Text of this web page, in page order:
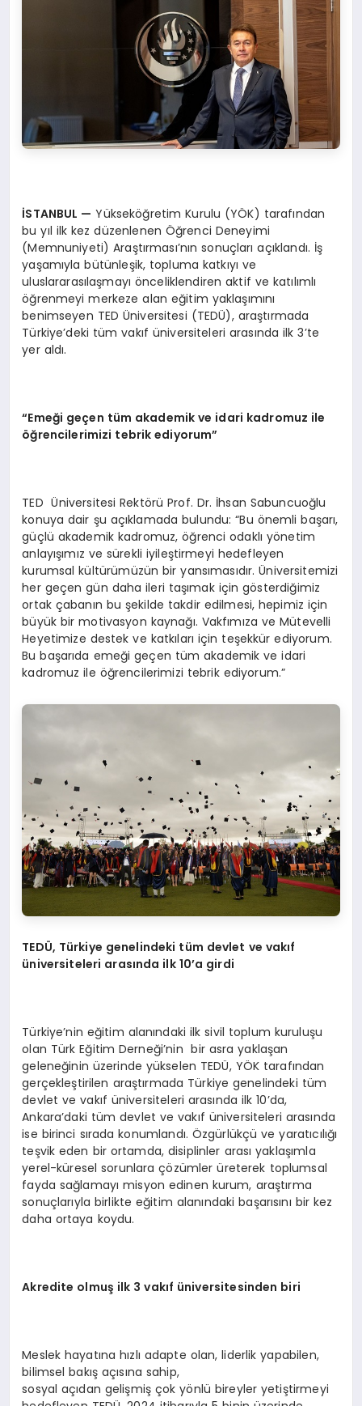
İSTANBUL — Yükseköğretim Kurulu (YÖK) tarafından
bu yıl ilk kez düzenlenen Öğrenci Deneyimi
(Memnuniyeti) Araştırması’nın sonuçları açıklandı. İş
yaşamıyla bütünleşik, topluma katkıyı ve
uluslararasılaşmayı önceliklendiren aktif ve katılımlı
öğrenmeyi merkeze alan eğitim yaklaşımını
benimseyen TED Üniversitesi (TEDÜ), araştırmada
Türkiye’deki tüm vakıf üniversiteleri arasında ilk 3’te
yer aldı.
“Emeği geçen tüm akademik ve idari kadromuz ile
öğrencilerimizi tebrik ediyorum”
TED Üniversitesi Rektörü Prof. Dr. İhsan Sabuncuoğlu
konuya dair şu açıklamada bulundu: “Bu önemli başarı,
güçlü akademik kadromuz, öğrenci odaklı yönetim
anlayışımız ve sürekli iyileştirmeyi hedefleyen
kurumsal kültürümüzün bir yansımasıdır. Üniversitemizi
her geçen gün daha ileri taşımak için gösterdiğimiz
ortak çabanın bu şekilde takdir edilmesi, hepimiz için
büyük bir motivasyon kaynağı. Vakfımıza ve Mütevelli
Heyetimize destek ve katkıları için teşekkür ediyorum.
Bu başarıda emeği geçen tüm akademik ve idari
kadromuz ile öğrencilerimizi tebrik ediyorum.”
TEDÜ, Türkiye genelindeki tüm devlet ve vakıf
üniversiteleri arasında ilk 10’a girdi
Türkiye’nin eğitim alanındaki ilk sivil toplum kuruluşu
olan Türk Eğitim Derneği’nin bir asra yaklaşan
geleneğinin üzerinde yükselen TEDÜ, YÖK tarafından
gerçekleştirilen araştırmada Türkiye genelindeki tüm
devlet ve vakıf üniversiteleri arasında ilk 10’da,
Ankara’daki tüm devlet ve vakıf üniversiteleri arasında
ise birinci sırada konumlandı. Özgürlükçü ve yaratıcılığı
teşvik eden bir ortamda, disiplinler arası yaklaşımla
yerel-küresel sorunlara çözümler üreterek toplumsal
fayda sağlamayı misyon edinen kurum, araştırma
sonuçlarıyla birlikte eğitim alanındaki başarısını bir kez
daha ortaya koydu.
Akredite olmuş ilk 3 vakıf üniversitesinden biri
Meslek hayatına hızlı adapte olan, liderlik yapabilen,
bilimsel bakış açısına sahip,
sosyal açıdan gelişmiş çok yönlü bireyler yetiştirmeyi